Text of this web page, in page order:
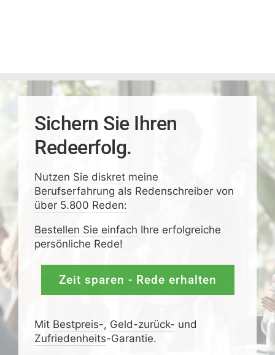
Sichern Sie Ihren
Redeerfolg.
Nutzen Sie diskretmeine
Berufserfahrung als Redenschreiber von
über 5.800 Reden:
Bestellen Sie einfach Ihre erfolgreiche
persönliche Rede!
Zeit sparen - Rede erhalten
Mit Bestpreis-, Geld-zurück- und
Zufrieden­­heits-Garantie.